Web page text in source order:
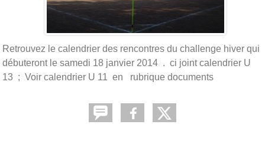
Retrouvez le calendrier des rencontres du challenge hiver qui
débuteront le samedi 18 janvier 2014 . ci joint calendrier U
13 ; Voir calendrier U 11 en rubrique documents